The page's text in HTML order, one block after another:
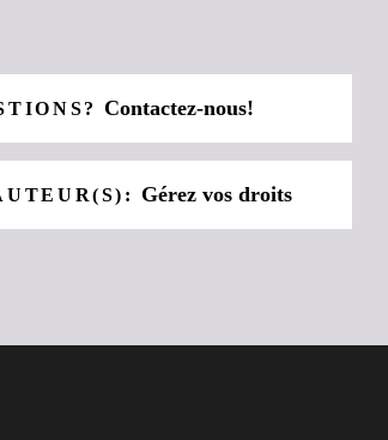
Contactez-nous!
Gérez vos droits